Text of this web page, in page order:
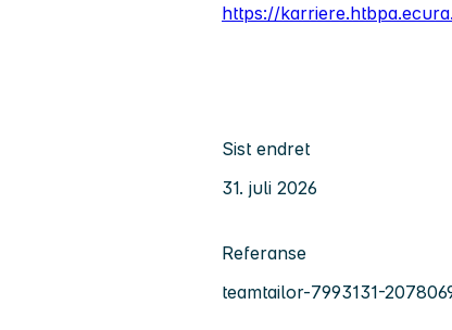
https://
Sist endret
31. juli 2026
Referanse
teamtailor-7993131-